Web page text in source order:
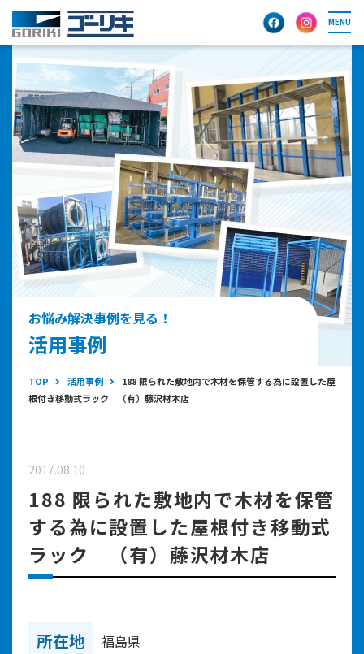
MENU
お悩み解決事例を見る！
活用事例
TOP 活用事例
188 限られた敷地内で木材を保管する為に設置した屋
根付き移動式ラック （有）藤沢材木店
2017.08.10
188 限られた敷地内で木材を保管
する為に設置した屋根付き移動式
ラック （有）藤沢材木店
所在地 福島県